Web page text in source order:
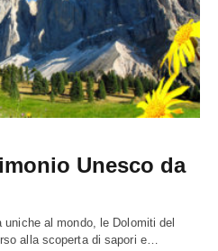
Unesco da
al mondo, le Dolomiti del
alla scoperta di sapori e…